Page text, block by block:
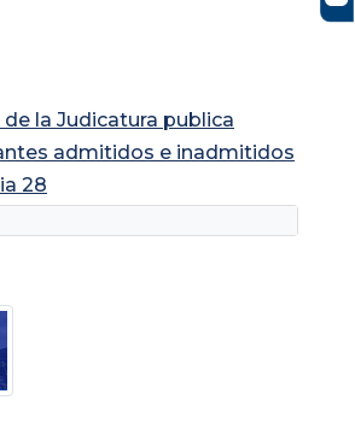
la Judicatura publica
admitidos e inadmitidos
28